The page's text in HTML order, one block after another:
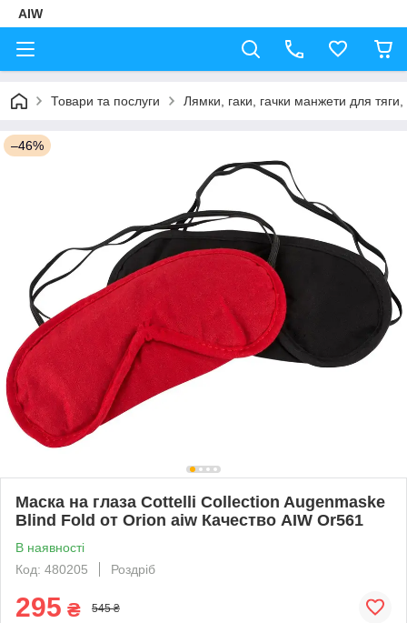
AIW
Товари та послуги Лямки, гаки, гачки манжети для
–46%
Маска на глаза Cottelli Collection Augenmaske
Blind Fold от Orion aiw Качество AIW Or561
В наявності
Код: 480205
Роздріб
295 ₴ 545 ₴